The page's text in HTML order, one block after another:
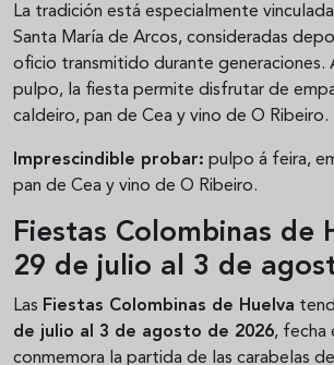
La tradición está especialmente
Santa María de Arcos, consideradas
oficio transmitido durante generaciones.
pulpo, la fiesta permite disfrutar de
caldeiro, pan de Cea y vino de O Ribeiro.
Imprescindible probar: pulpo á feira,
pan de Cea y vino de O Ribeiro.
Fiestas Colombinas de
29 de julio al 3 de
Las Fiestas Colombinas de Huelva
de julio al 3 de agosto de 2026, fecha
conmemora la partida de las carabelas